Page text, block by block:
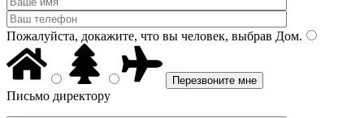
Пожалуйста, докажите, что вы человек, выбрав Дом.
Письмо директору